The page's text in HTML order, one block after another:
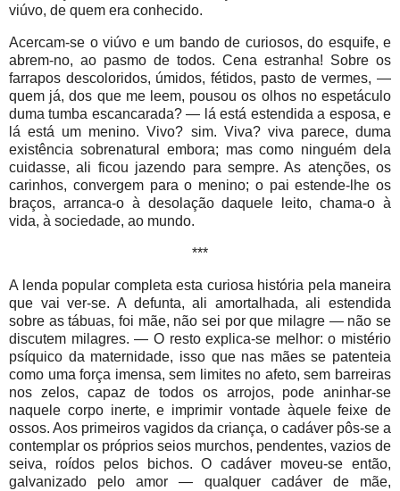
viúvo, de quem era conhecido.
Acercam-se o viúvo e um bando de curiosos, do esquife, e
abrem-no, ao pasmo de todos. Cena estranha! Sobre os
farrapos descoloridos, úmidos, fétidos, pasto de vermes, —
quem já, dos que me leem, pousou os olhos no espetáculo
duma tumba escancarada? — lá está estendida a esposa, e
lá está um menino. Vivo? sim. Viva? viva parece, duma
existência sobrenatural embora; mas como ninguém dela
cuidasse, ali ficou jazendo para sempre. As atenções, os
carinhos, convergem para o menino; o pai estende-lhe os
braços, arranca-o à desolação daquele leito, chama-o à
vida, à sociedade, ao mundo.
***
A lenda popular completa esta curiosa história pela maneira
que vai ver-se. A defunta, ali amortalhada, ali estendida
sobre as tábuas, foi mãe, não sei por que milagre — não se
discutem milagres. — O resto explica-se melhor: o mistério
psíquico da maternidade, isso que nas mães se patenteia
como uma força imensa, sem limites no afeto, sem barreiras
nos zelos, capaz de todos os arrojos, pode aninhar-se
naquele corpo inerte, e imprimir vontade àquele feixe de
ossos. Aos primeiros vagidos da criança, o cadáver pôs-se a
contemplar os próprios seios murchos, pendentes, vazios de
seiva, roídos pelos bichos. O cadáver moveu-se então,
galvanizado pelo amor — qualquer cadáver de mãe,